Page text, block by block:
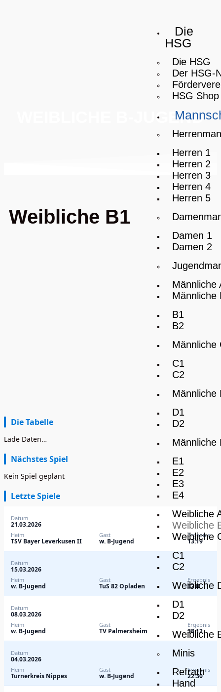
Die
HSG
Die HSG
Der HSG-
HSG Shop
Herren 1
Herren 2
Herren 3
Herren 4
Herren 5
Damen 1
Damen 2
Männliche
Männliche
B1
B2
Männliche
C1
C2
Männliche
D1
D2
Männliche
E1
E2
E3
E4
Weibliche
Weibliche
Weibliche
C1
C2
Weibliche
D1
D2
Weibliche
Minis
Refrath
Hand
WEIBLICHE B-JUGEND
Weibliche B1
Die Tabelle
Lade Daten…
Nächstes Spiel
Kein Spiel geplant
Letzte Spiele
Datum
21.03.2026
Heim
TSV Bayer Leverkusen II
Gast
w. B-Jugend
Ergebnis
13:19
Datum
15.03.2026
Heim
w. B-Jugend
Gast
TuS 82 Opladen
Ergebnis
32:8
Datum
08.03.2026
Heim
w. B-Jugend
Gast
TV Palmersheim
Ergebnis
38:12
Datum
04.03.2026
Heim
Turnerkreis Nippes
Gast
w. B-Jugend
Ergebnis
22:30